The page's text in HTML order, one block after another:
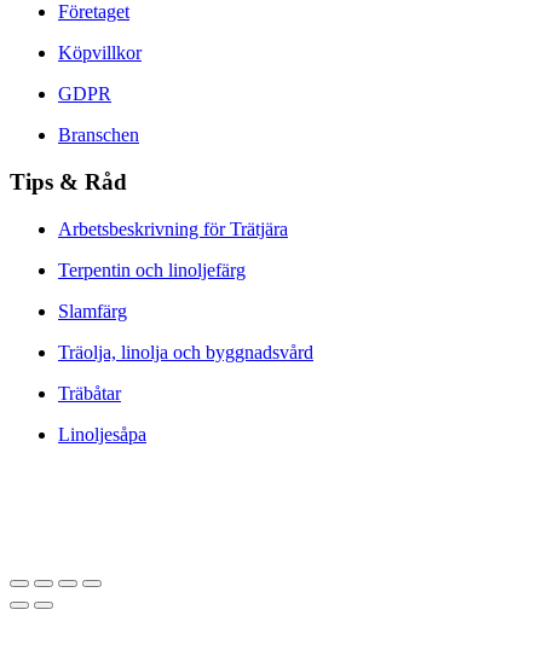
Företaget
Köpvillkor
GDPR
Branschen
Tips & Råd
Arbetsbeskrivning för Trätjära
Terpentin och linoljefärg
Slamfärg
Träolja, linolja och byggnadsvård
Träbåtar
Linoljesåpa